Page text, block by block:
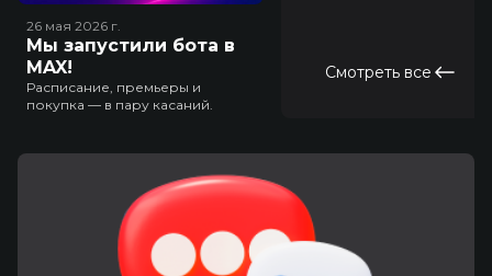
26 мая 2026 г.
Мы запустили бота в
MAX!
Расписание, премьеры и
покупка — в пару касаний.
Смотреть все